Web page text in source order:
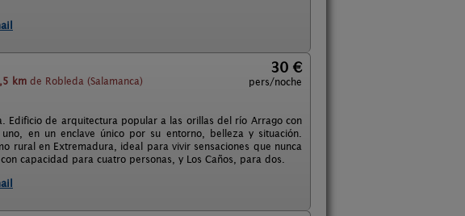
km de Robleda (Salamanca)
30 €
pers/noche
Edificio de arquitectura popular a las orillas del río Arrago con
en un enclave único por su entorno, belleza y situación.
rural en Extremadura, ideal para vivir sensaciones que nunca
capacidad para cuatro personas, y Los Caños, para dos.